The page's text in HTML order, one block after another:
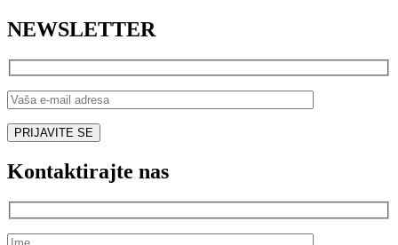
NEWSLETTER
Kontaktirajte nas